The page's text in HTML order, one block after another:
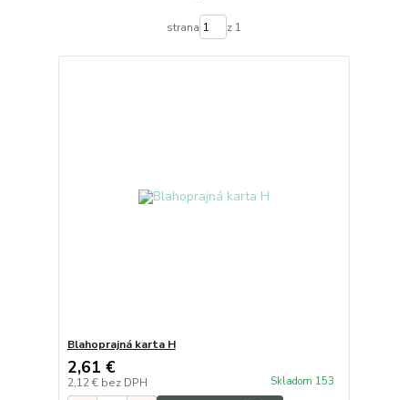
strana z 1
Blahoprajná karta H
2,61 €
2,12 € bez DPH Skladom 153